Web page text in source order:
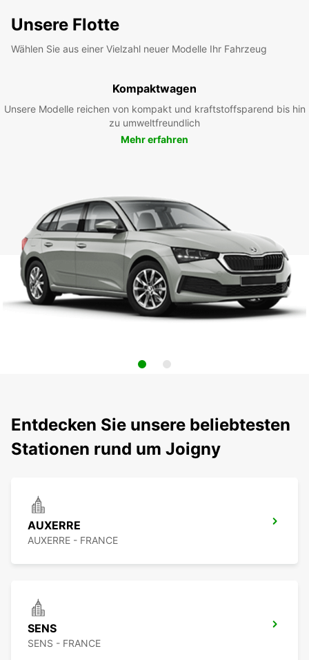
Unsere Flotte
Wählen Sie aus einer Vielzahl neuer Modelle Ihr Fahrzeug
Kompaktwagen
Unsere Modelle reichen von kompakt und kraftstoffsparend bis hin
zu umweltfreundlich
Mehr erfahren
Entdecken Sie unsere beliebtesten
Stationen rund um Joigny
AUXERRE
AUXERRE - FRANCE
SENS
SENS - FRANCE